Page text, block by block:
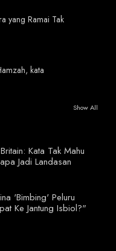
yang Ramai Tak
kata
Show All
Kata Tak Mahu
Jadi Landasan
'Bimbing' Peluru
Ke Jantung Isbiol?"